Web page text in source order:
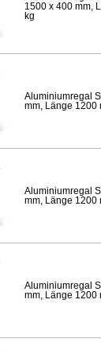
1500 x 400 mm,
kg
Aluminiumregal
mm, Länge 1200
Aluminiumregal
mm, Länge 1200
Aluminiumregal
mm, Länge 1200